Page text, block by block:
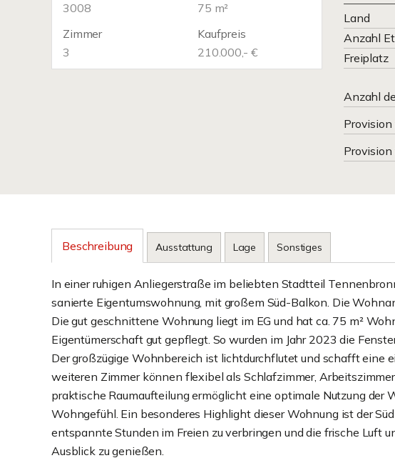
3008
75 m²
Zimmer
3
Kaufpreis
210.000,- €
Land
Anzahl
Freiplatz
Anzahl
Provision
Provision
Beschreibung Ausstattung Lage Sonstiges
In einer ruhigen Anliegerstraße im beliebten Stadtteil
sanierte Eigentumswohnung, mit großem Süd-Balkon. Die
Die gut geschnittene Wohnung liegt im EG und hat ca. 75 m²
Eigentümerschaft gut gepflegt. So wurden im Jahr 2023 die
Der großzügige Wohnbereich ist lichtdurchflutet und schafft eine
weiteren Zimmer können flexibel als Schlafzimmer,
praktische Raumaufteilung ermöglicht eine optimale Nutzung der
Wohngefühl. Ein besonderes Highlight dieser Wohnung ist der
entspannte Stunden im Freien zu verbringen und die frische Luft
Ausblick zu genießen.